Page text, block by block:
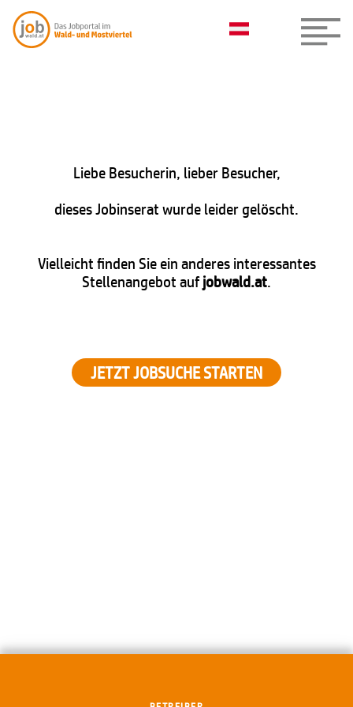
Liebe Besucherin, lieber Besucher,
dieses Jobinserat wurde leider gelöscht.
Vielleicht finden Sie ein anderes interessantes
Stellenangebot aufjobwald.at.
JETZT JOBSUCHE STARTEN